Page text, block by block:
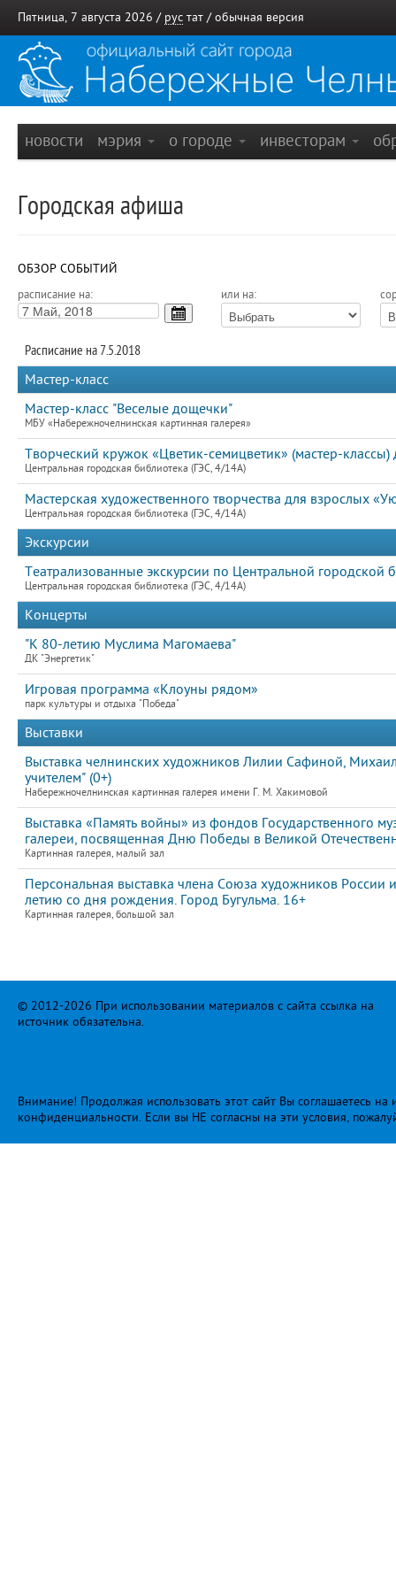
Пятница, 7 августа 2026 / рус тат / обычная версия
новости мэрия о городе инвесторам
Городская афиша
ОБЗОР СОБЫТИЙ
расписание на: или на:
Расписание на 7.5.2018
Мастер-класс
Мастер-класс "Веселые дощечки"
МБУ «Набережночелнинская картинная галерея»
Творческий кружок «Цветик-семицветик» (мастер-классы)
Центральная городская библиотека (ГЭС, 4/14А)
Мастерская художественного творчества для взрослых
Центральная городская библиотека (ГЭС, 4/14А)
Экскурсии
Театрализованные экскурсии по Центральной городской
Центральная городская библиотека (ГЭС, 4/14А)
Концерты
"К 80-летию Муслима Магомаева"
ДК "Энергетик"
Игровая программа «Клоуны рядом»
парк культуры и отдыха "Победа"
Выставки
Выставка челнинских художников Лилии Сафиной,
учителем" (0+)
Набережночелнинская картинная галерея имени Г. М. Хакимовой
Выставка «Память войны» из фондов Государственного
галереи, посвященная Дню Победы в Великой
Картинная галерея, малый зал
Персональная выставка члена Союза художников России
летию со дня рождения. Город Бугульма. 16+
Картинная галерея, большой зал
© 2012-2026 При использовании материалов с сайта ссылка на
источник обязательна.
Внимание! Продолжая использовать этот сайт Вы соглашаетесь
конфиденциальности. Если вы НЕ согласны на эти условия,